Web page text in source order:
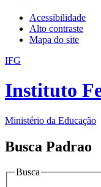
Acessibilidade
Alto contraste
Mapa do site
IFG
Instituto
Ministério da Educação
Busca Padrao
Busca